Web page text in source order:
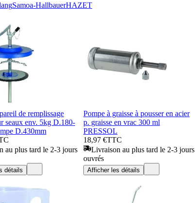
Samoa-HallbauerHAZET
de remplissage
seaux env. 5kg D.180-
D.430mm
au plus tard le 2-3 jours
détails
Pompe à graisse à pousser en acier
p. graisse en vrac 300 ml
PRESSOL
18,97 €TTC
Livraison au plus tard le 2-3 jours
ouvrés
Afficher les détails